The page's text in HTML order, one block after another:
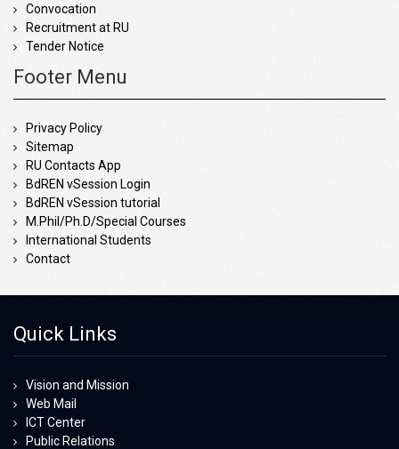
Convocation
Recruitment at RU
Tender Notice
Footer Menu
Privacy Policy
Sitemap
RU Contacts App
BdREN vSession Login
BdREN vSession tutorial
M.Phil/Ph.D/Special Courses
International Students
Contact
Quick Links
Vision and Mission
Web Mail
ICT Center
Public Relations